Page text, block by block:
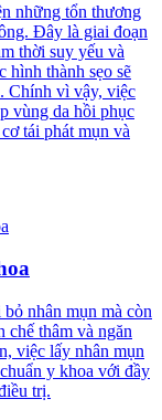
những tổn thương
Đây là giai đoạn
thời suy yếu và
hình thành sẹo sẽ
Chính vì vậy, việc
vùng da hồi phục
tái phát mụn và
nhân mụn mà còn
chế thâm và ngăn
việc lấy nhân mụn
y khoa với đầy
trị.